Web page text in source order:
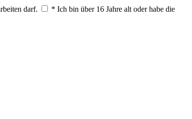
darf.
* Ich bin über 16 Jahre alt oder habe die